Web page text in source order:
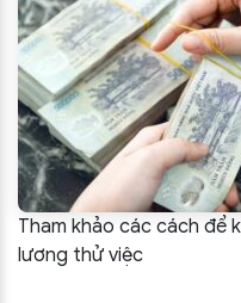
Tham khảo các cách để
lương thử việc